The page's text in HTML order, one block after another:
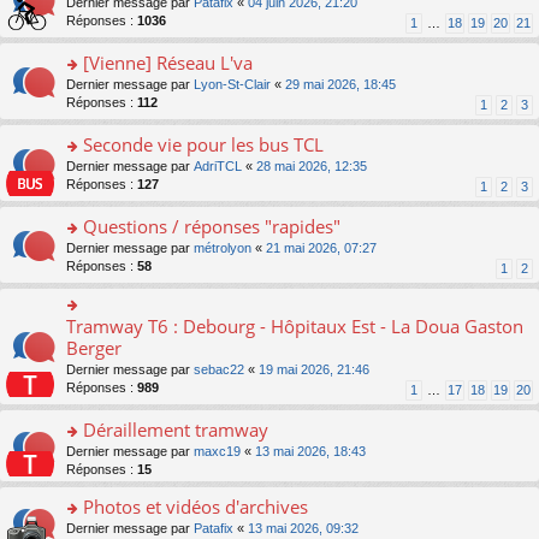
nt
s
ré
e
nt
n
lu
le
pl
u
s
ré
e
nt
e
n
o
n
lu
le
pl
u
s
ré
c
nt
e
s
s
a
g
e
n
lu
le
pl
u
s
ré
nt
n
s
ult
er
le
m
e
s
s
a
g
n
o
n
lu
le
u
s
ré
nt
Réponses : 1036 1 18 19 20 21
o
n
s
ult
er
le
m
e
s
s
a
g
e
n
o
n
lu
le
pl
u
s
ré
c
nt
[Vienne] Réseau L'va
Dernier message par Lyon-St-Clair « 29 mai 2026, 18:45
Réponses : 112 1 2 3
o
n
s
ult
er
le
m
e
s
a
g
e
n
lu
le
pl
u
s
Seconde vie pour les bus TCL
Dernier message par AdriTCL « 28 mai 2026, 12:35
Réponses : 127 1 2 3
o
n
s
ult
er
le
m
e
s
s
a
g
e
n
o
n
Questions / réponses "rapides"
Dernier message par métrolyon « 21 mai 2026, 07:27
Réponses : 58 1 2
o
n
ult
er
le
m
e
s
s
a
g
Tramway T6 : Debourg - Hôpitaux Est - La Doua Gaston
Berger
Dernier message par sebac22 « 19 mai 2026, 21:46
Réponses : 989 1 17 18 19 20
o
n
s
ult
er
Déraillement tramway
Dernier message par maxc19 « 13 mai 2026, 18:43
Réponses : 15
o
Photos et vidéos d'archives
Dernier message par Patafix « 13 mai 2026, 09:32